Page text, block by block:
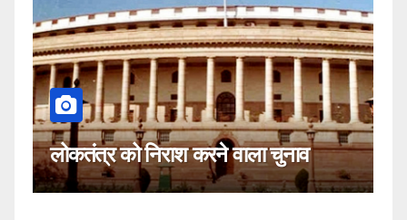
को निराश करने वाला चुनाव
कहीं यह
नहीं!